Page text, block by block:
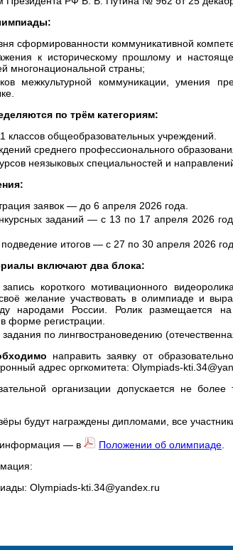
сформированности коммуникативной
к историческому прошлому и
многонациональной страны;
межкультурной коммуникации, умения
по трём категориям:
классов общеобразовательных учреждений.
среднего профессионального
неязыковых специальностей и
заявок — до 6 апреля 2026 года.
заданий — с 13 по 17 апреля 2026
итогов — с 27 по 30 апреля 2026
включают два блока:
короткого мотивационного
желание участвовать в олимпиаде и
народами России. Ролик размещается
форме регистрации.
по лингвострановедению
направить заявку от
адрес оргкомитета: Olympiads-
организации допускается не
будут награждены дипломами, все
— в Положении об олимпиаде
Olympiads-kti.34@yandex.ru